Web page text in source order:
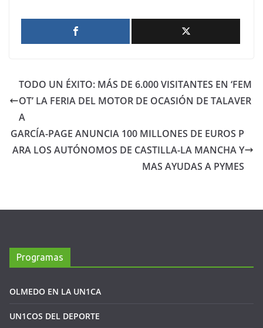
TODO UN ÉXITO: MÁS DE 6.000 VISITANTES EN ‘FEM
OT’ LA FERIA DEL MOTOR DE OCASIÓN DE TALAVER
A
GARCÍA-PAGE ANUNCIA 100 MILLONES DE EUROS P
ARA LOS AUTÓNOMOS DE CASTILLA-LA MANCHA Y
MAS AYUDAS A PYMES
Programas
OLMEDO EN LA UN1CA
UN1COS DEL DEPORTE